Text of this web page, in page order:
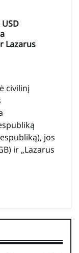
Lazarus
civilinį
jos
ir „Lazarus